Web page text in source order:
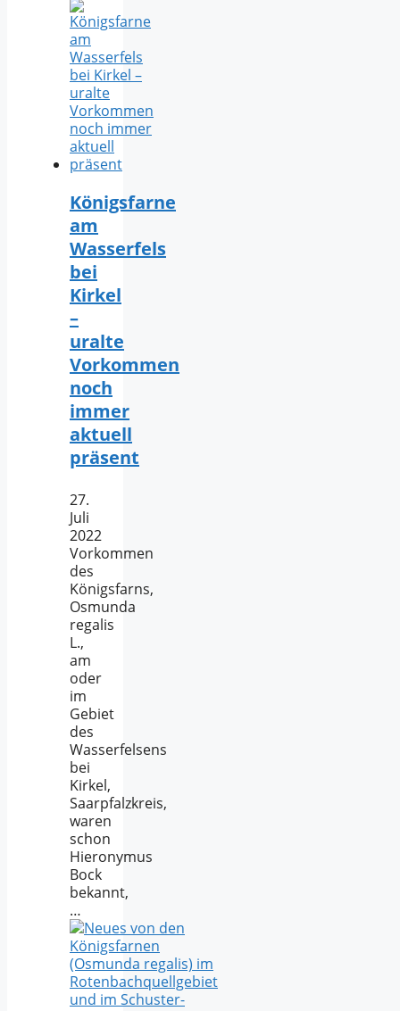
Königsfarne
am
Wasserfels
bei
Kirkel
–
uralte
Vorkommen
noch
immer
aktuell
präsent
27.
Juli
2022
Vorkommen
des
Königsfarns,
Osmunda
regalis
L.,
am
oder
im
Gebiet
des
Wasserfelsens
bei
Kirkel,
Saarpfalzkreis,
waren
schon
Hieronymus
Bock
bekannt,
…